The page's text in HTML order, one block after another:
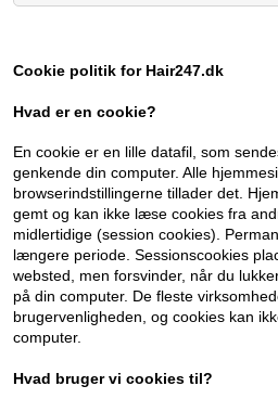
Cookie politik for Hair247.dk
Hvad er en cookie?
En cookie er en lille datafil, som
genkende din computer. Alle
browserindstillingerne tillader det.
gemt og kan ikke læse cookies fra
midlertidige (session cookies).
længere periode. Sessionscookies
websted, men forsvinder, når du
på din computer. De fleste
brugervenligheden, og cookies kan
computer.
Hvad bruger vi cookies til?